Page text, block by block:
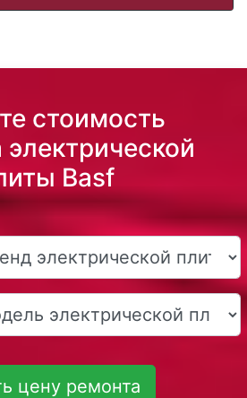
стоимость
Basf
цену ремонта